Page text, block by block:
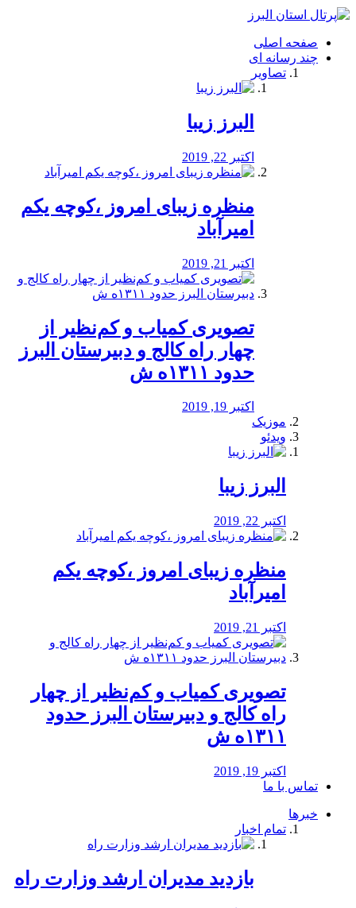
فصد
شرق
تهران
خشکشویی
صفحه اصلی
چند رسانه ای
تصاویر
البرز زیبا
اکتبر 22, 2019
منظره‌‌ زیبای امروز ،کوچه یکم
امیرآباد
اکتبر 21, 2019
️تصویری کمیاب و کم‌نظیر از
چهار راه كالج و دبيرستان البرز
حدود ۱۳۱۱ه ش
اکتبر 19, 2019
موزیک
ویدئو
البرز زیبا
اکتبر 22, 2019
منظره‌‌ زیبای امروز ،کوچه یکم
امیرآباد
اکتبر 21, 2019
️تصویری کمیاب و کم‌نظیر از چهار
راه كالج و دبيرستان البرز حدود
۱۳۱۱ه ش
اکتبر 19, 2019
تماس با ما
خبرها
تمام اخبار
بازدید مدیران ارشد وزارت راه